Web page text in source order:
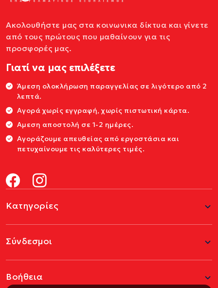
Ακολουθήστε μας στα κοινωνικα δίκτυα και γίνετε
από τους πρώτους που μαθαίνουν για τις
προσφορές μας.
Γιατί να μας επιλέξετε
Άμεση ολοκλήρωση παραγγελίας σε λιγότερο από 2
λεπτά.
Αγορά χωρίς εγγραφή, χωρίς πιστωτική κάρτα.
Αμεση αποστολή σε 1-2 ημέρες.
Αγοράζουμε απευθείας από εργοστάσια και
πετυχαίνουμε τις καλύτερες τιμές.
Κατηγορίες
Σύνδεσμοι
Βοήθεια